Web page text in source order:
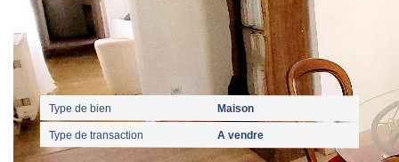
Général
Type de bien Maison
Type de transaction A vendre